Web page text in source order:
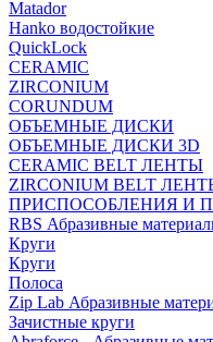
Matador
Hanko водостойкие
QuickLock
CERAMIC
ZIRCONIUM
СORUNDUM
ОБЪЕМНЫЕ ДИСКИ
ОБЪЕМНЫЕ ДИСКИ 3D
CERAMIC BELT ЛЕНТЫ
ZIRCONIUM BELT
ПРИСПОСОБЛЕНИЯ И
RBS Абразивные
Круги
Круги
Полоса
Zip Lab Абразивные
Зачистные круги